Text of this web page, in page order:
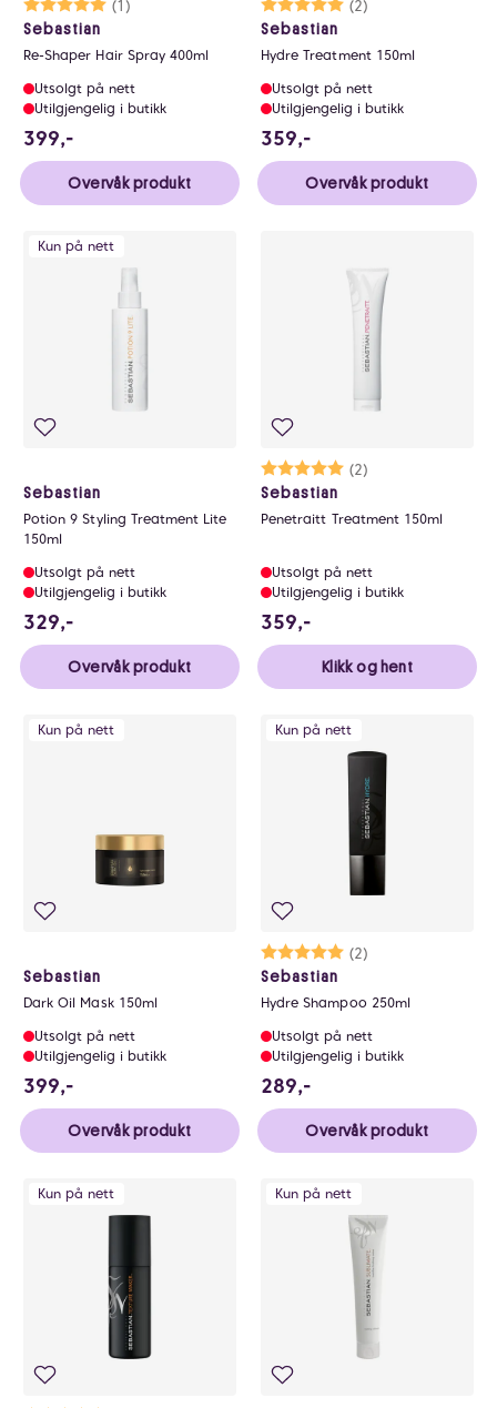
Karakter:
(1)
5.0 av 5 mulige
Sebastian
Re-Shaper Hair Spray 400ml
Utsolgt på nett
Utilgjengelig i butikk
399,-
Overvåk produkt
Karakter:
(2)
5.0 av 5 mulige
Sebastian
Hydre Treatment 150ml
Utsolgt på nett
Utilgjengelig i butikk
359,-
Overvåk produkt
Kun på nett
Sebastian
Potion 9 Styling Treatment Lite
150ml
Utsolgt på nett
Utilgjengelig i butikk
329,-
Overvåk produkt
Karakter:
(2)
5.0 av 5 mulige
Sebastian
Penetraitt Treatment 150ml
Utsolgt på nett
Utilgjengelig i butikk
359,-
Klikk og hent
Kun på nett
Sebastian
Dark Oil Mask 150ml
Utsolgt på nett
Utilgjengelig i butikk
399,-
Overvåk produkt
Kun på nett
Karakter:
(2)
5.0 av 5 mulige
Sebastian
Hydre Shampoo 250ml
Utsolgt på nett
Utilgjengelig i butikk
289,-
Overvåk produkt
Kun på nett Kun på nett